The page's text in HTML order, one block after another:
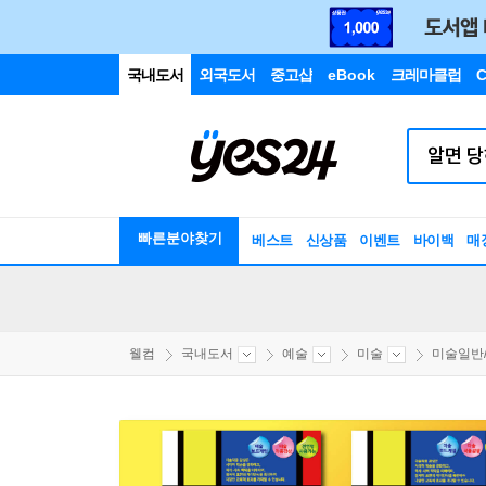
국내도서 외국도서 중고샵 eBook 크레마클럽
빠른분야찾기 베스트 신상품 이벤트 바이백 매
웰컴 국내도서 예술 미술 미술일